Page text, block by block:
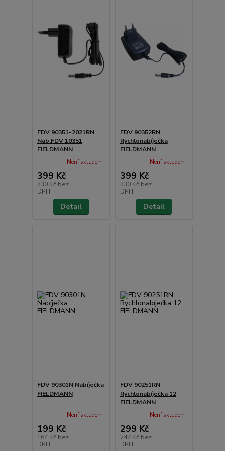
FDV 90351-2021RN
Nab.FDV 10351
FIELDMANN
399 Kč
330 Kč bez
DPH
Není skladem
Detail
FDV 90352RN
Rychlonabíječka
FIELDMANN
399 Kč
330 Kč bez
DPH
Není skladem
Detail
FDV 90301N Nabíječka
FIELDMANN
199 Kč
164 Kč bez
DPH
Není skladem
FDV 90251RN
Rychlonabíječka 12
FIELDMANN
299 Kč
247 Kč bez
DPH
Není skladem